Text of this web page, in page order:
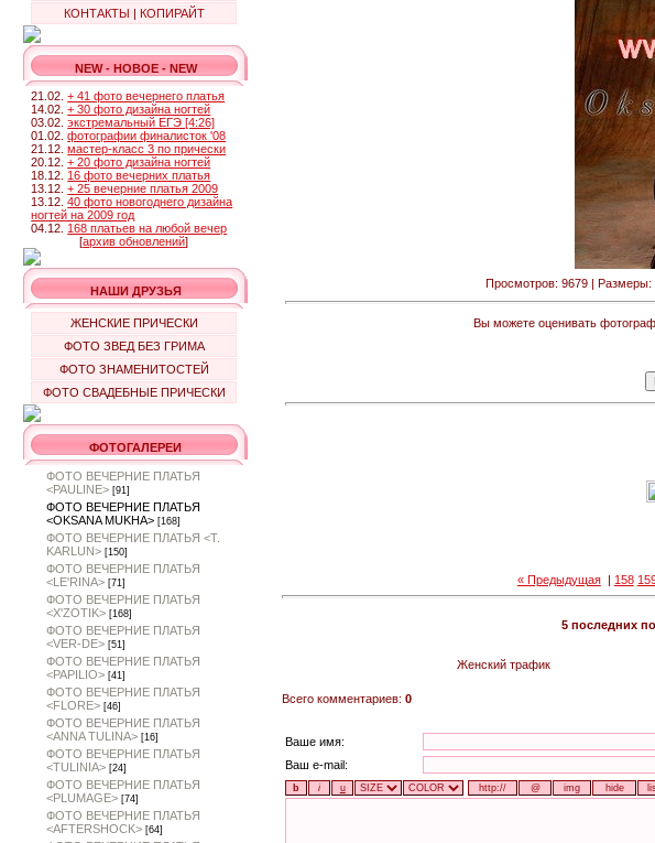
КОНТАКТЫ | КОПИРАЙТ
NEW - НОВОЕ - NEW
21.02.+ 41 фото вечернего платья
14.02.+ 30 фото дизайна ногтей
03.02.экстремальный ЕГЭ [4:26]
01.02.фотографии финалисток '08
21.12.мастер-класс 3 по прически
20.12.+ 20 фото дизайна ногтей
18.12. 16 фото вечерних платья
13.12.+ 25 вечерние платья 2009
13.12.40 фото новогоднего дизайна
ногтей на 2009 год
04.12. 168 платьев на любой вечер
[архив обновлений]
НАШИ ДРУЗЬЯ
ЖЕНСКИЕ ПРИЧЕСКИ
ФОТО ЗВЕД БЕЗ ГРИМА
ФОТО ЗНАМЕНИТОСТЕЙ
ФОТО СВАДЕБНЫЕ ПРИЧЕСКИ
ФОТОГАЛЕРЕИ
ФОТО ВЕЧЕРНИЕ ПЛАТЬЯ
<PAULINE> [91]
ФОТО ВЕЧЕРНИЕ ПЛАТЬЯ
<OKSANA MUKHA> [168]
ФОТО ВЕЧЕРНИЕ ПЛАТЬЯ <T.
KARLUN> [150]
ФОТО ВЕЧЕРНИЕ ПЛАТЬЯ
<LE'RINA> [71]
ФОТО ВЕЧЕРНИЕ ПЛАТЬЯ
<X'ZOTIK> [168]
ФОТО ВЕЧЕРНИЕ ПЛАТЬЯ
<VER-DE> [51]
ФОТО ВЕЧЕРНИЕ ПЛАТЬЯ
<PAPILIO> [41]
ФОТО ВЕЧЕРНИЕ ПЛАТЬЯ
<FLORE> [46]
ФОТО ВЕЧЕРНИЕ ПЛАТЬЯ
<ANNA TULINA> [16]
ФОТО ВЕЧЕРНИЕ ПЛАТЬЯ
<TULINIA> [24]
ФОТО ВЕЧЕРНИЕ ПЛАТЬЯ
<PLUMAGE> [74]
ФОТО ВЕЧЕРНИЕ ПЛАТЬЯ
<AFTERSHOCK> [64]
Просмотров: 9679 | Размеры:
Вы можете оценивать
« Предыдущая| 158
5 последних
Женский трафик
Всего комментариев:0
Ваше имя:
Ваш e-mail: